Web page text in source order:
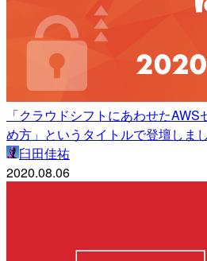
「クラウドシフトにあわせた
め方」というタイトルで登壇しま
臼田佳祐
2020.08.06